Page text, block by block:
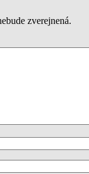
zverejnená.